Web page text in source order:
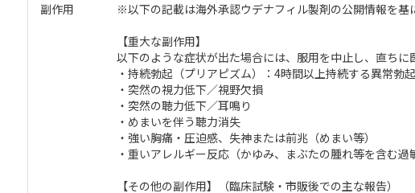
副作用
※以下の記載は海外承認ウデナフィル製剤の公開情報を
【重大な副作用】
以下のような症状が出た場合には、服用を中止し、直ちに
・持続勃起（プリアピズム）：4時間以上持続する異常勃
・突然の視力低下／視野欠損
・突然の聴力低下／耳鳴り
・めまいを伴う聴力消失
・強い胸痛・圧迫感、失神または前兆（めまい等）
・重いアレルギー反応（かゆみ、まぶたの腫れ等を含む過
【その他の副作用】（臨床試験・市販後での主な報告）